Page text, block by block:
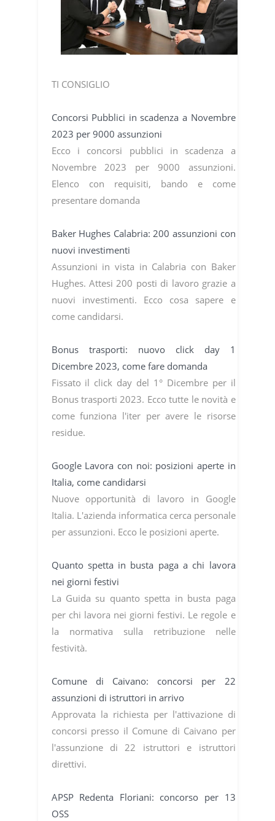
TI CONSIGLIO
Concorsi Pubblici in scadenza a Novembre
2023 per 9000 assunzioni
Ecco i concorsi pubblici in scadenza a
Novembre 2023 per 9000 assunzioni.
Elenco con requisiti, bando e come
presentare domanda
Baker Hughes Calabria: 200 assunzioni con
nuovi investimenti
Assunzioni in vista in Calabria con Baker
Hughes. Attesi 200 posti di lavoro grazie a
nuovi investimenti. Ecco cosa sapere e
come candidarsi.
Bonus trasporti: nuovo click day 1
Dicembre 2023, come fare domanda
Fissato il click day del 1° Dicembre per il
Bonus trasporti 2023. Ecco tutte le novità e
come funziona l'iter per avere le risorse
residue.
Google Lavora con noi: posizioni aperte in
Italia, come candidarsi
Nuove opportunità di lavoro in Google
Italia. L'azienda informatica cerca personale
per assunzioni. Ecco le posizioni aperte.
Quanto spetta in busta paga a chi lavora
nei giorni festivi
La Guida su quanto spetta in busta paga
per chi lavora nei giorni festivi. Le regole e
la normativa sulla retribuzione nelle
festività.
Comune di Caivano: concorsi per 22
assunzioni di istruttori in arrivo
Approvata la richiesta per l'attivazione di
concorsi presso il Comune di Caivano per
l'assunzione di 22 istruttori e istruttori
direttivi.
APSP Redenta Floriani: concorso per 13
OSS